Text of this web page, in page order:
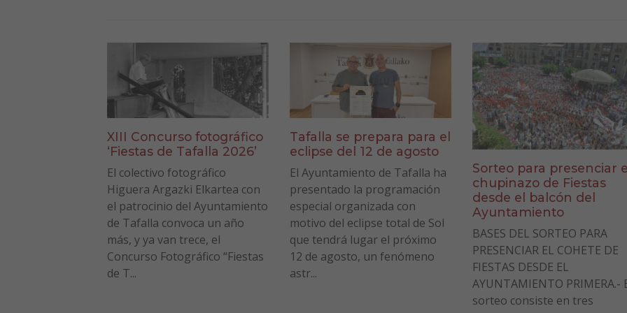
XIII Concurso fotográfico
‘Fiestas de Tafalla 2026’
El colectivo fotográfico
Higuera Argazki Elkartea con
el patrocinio del Ayuntamiento
de Tafalla convoca un año
más, y ya van trece, el
Concurso Fotográfico “Fiestas
de T...
Tafalla se prepara para el
eclipse del 12 de agosto
El Ayuntamiento de Tafalla ha
presentado la programación
especial organizada con
motivo del eclipse total de Sol
que tendrá lugar el próximo
12 de agosto, un fenómeno
astr...
Sorteo para presenciar
chupinazo de Fiestas
desde el balcón del
Ayuntamiento
BASES DEL SORTEO PARA
PRESENCIAR EL COHETE DE
FIESTAS DESDE EL
AYUNTAMIENTO PRIMERA.-
sorteo consiste en tres